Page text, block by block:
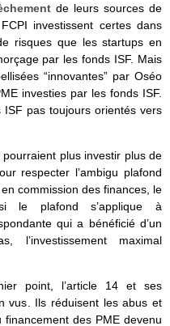
de leurs sources de
investissent certes dans
risques que les startups en
par les fonds ISF. Mais
“innovantes” par Oséo
investies par les fonds ISF.
ISF pas toujours orientés vers
plus investir plus de
respecter l’ambigu plafond
commission des finances, le
le plafond s’applique à
qui a bénéficié d’un
l’investissement maximal
point, l’article 14 et ses
vus. Ils réduisent les abus et
financement des PME devenu